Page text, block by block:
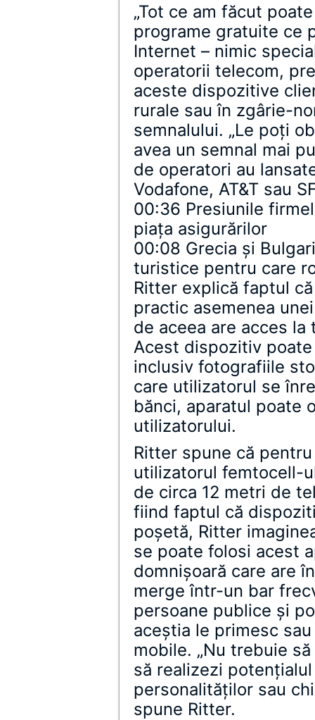
„Tot ce am făcut
programe gratuite ce
Internet – nimic
operatorii telecom,
aceste dispozitive
rurale sau în zgârie-
semnalului. „Le poţi
avea un semnal mai
de operatori au
Vodafone, AT&T sau
00:36 Presiunile
piața asigurărilor
00:08 Grecia şi
turistice pentru care
Ritter explică faptul
practic asemenea
de aceea are acces
Acest dispozitiv
inclusiv fotografiile
care utilizatorul se
bănci, aparatul poate
utilizatorului.
Ritter spune că
utilizatorul femtocell-
de circa 12 metri de
fiind faptul că
poşetă, Ritter
se poate folosi acest
domnişoară care are
merge într-un bar
persoane publice şi
aceştia le primesc
mobile. „Nu trebuie
să realizezi
personalităţilor sau
spune Ritter.